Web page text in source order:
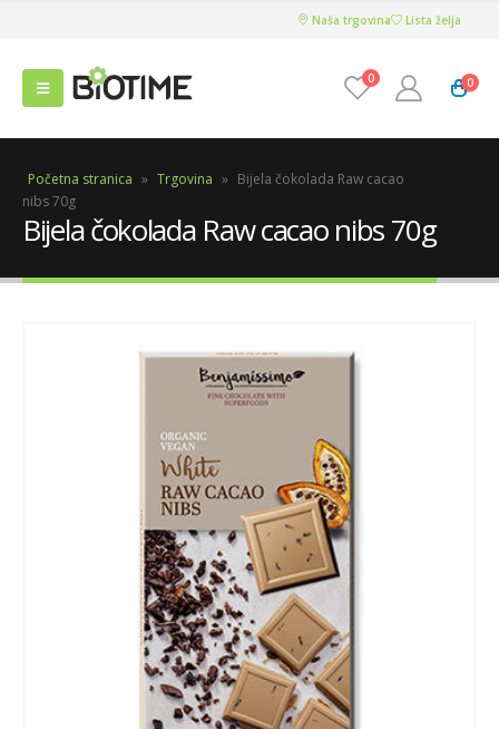
Naša trgovina Lista želja
0 0
Početna stranica » Trgovina » Bijela čokolada Raw cacao
nibs 70g
Bijela čokolada Raw cacao nibs 70g